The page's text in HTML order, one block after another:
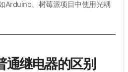
Arduino、树莓派项目中使用光耦
通继电器的区别